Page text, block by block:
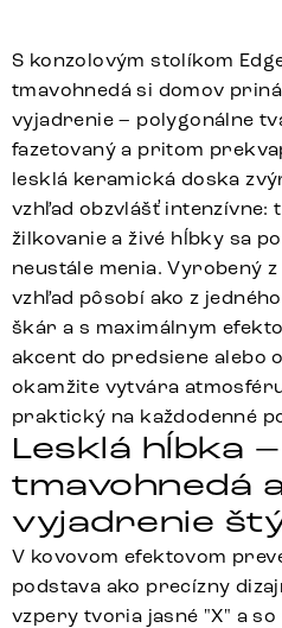
S konzolovým stolíkom
tmavohnedá si domov
vyjadrenie – polygonálne
fazetovaný a pritom
lesklá keramická doska
vzhľad obzvlášť intenzívne:
žilkovanie a živé hĺbky sa
neustále menia. Vyrobený
vzhľad pôsobí ako z
škár a s maximálnym
akcent do predsiene alebo
okamžite vytvára
praktický na každodenné
Lesklá hĺbka
tmavohnedá
vyjadrenie
V kovovom efektovom
podstava ako precízny
vzpery tvoria jasné "X" a